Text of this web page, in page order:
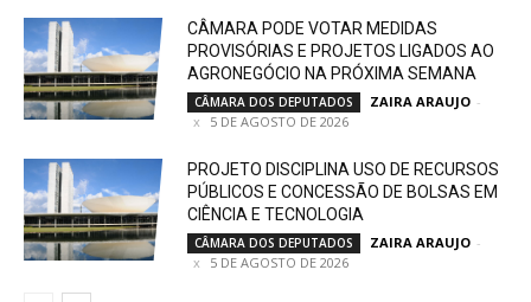
CÂMARA PODE VOTAR MEDIDAS
PROVISÓRIAS E PROJETOS LIGADOS AO
AGRONEGÓCIO NA PRÓXIMA SEMANA
CÂMARA DOS DEPUTADOS ZAIRA ARAUJO -
5 DE AGOSTO DE 2026
PROJETO DISCIPLINA USO DE RECURSOS
PÚBLICOS E CONCESSÃO DE BOLSAS EM
CIÊNCIA E TECNOLOGIA
CÂMARA DOS DEPUTADOS ZAIRA ARAUJO -
5 DE AGOSTO DE 2026